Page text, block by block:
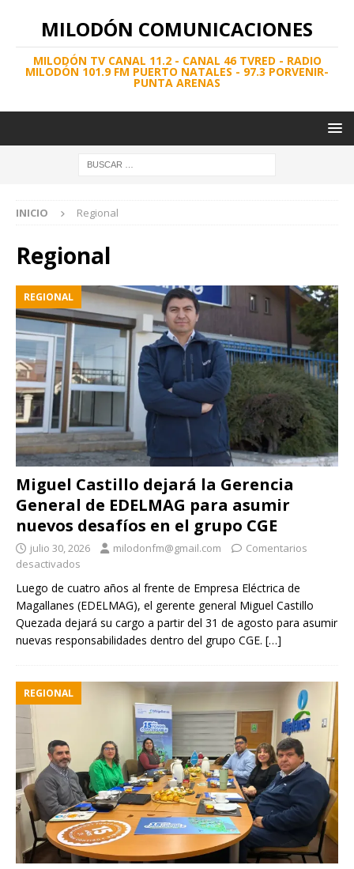
MILODÓN COMUNICACIONES
MILODÓN TV CANAL 11.2 - CANAL 46 TVRED - RADIO
MILODÓN 101.9 FM PUERTO NATALES - 97.3 PORVENIR-
PUNTA ARENAS
INICIO Regional
Regional
REGIONAL
Miguel Castillo dejará la Gerencia
General de EDELMAG para asumir
nuevos desafíos en el grupo CGE
julio 30, 2026 milodonfm@gmail.com
Comentarios
desactivados
Luego de cuatro años al frente de Empresa Eléctrica de
Magallanes (EDELMAG), el gerente general Miguel Castillo
Quezada dejará su cargo a partir del 31 de agosto para asumir
nuevas responsabilidades dentro del grupo CGE. […]
REGIONAL